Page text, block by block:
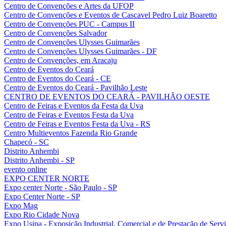
Centro de Convenções e Artes da UFOP
Centro de Convenções e Eventos de Cascavel Pedro Luiz Boaretto
Centro de Convenções PUC - Campus II
Centro de Convenções Salvador
Centro de Convenções Ulysses Guimarães
Centro de Convenções Ulysses Guimarães - DF
Centro de Convenções, em Aracaju
Centro de Eventos do Ceará
Centro de Eventos do Ceará - CE
Centro de Eventos do Ceará - Pavilhão Leste
CENTRO DE EVENTOS DO CEARÁ - PAVILHÃO OESTE
Centro de Feiras e Eventos da Festa da Uva
Centro de Feiras e Eventos Festa da Uva
Centro de Feiras e Eventos Festa da Uva - RS
Centro Multieventos Fazenda Rio Grande
Chapecó - SC
Distrito Anhembi
Distrito Anhembi - SP
evento online
EXPO CENTER NORTE
Expo center Norte - São Paulo - SP
Expo Center Norte - SP
Expo Mag
Expo Rio Cidade Nova
Expo Usipa - Exposição Industrial, Comercial e de Prestação de